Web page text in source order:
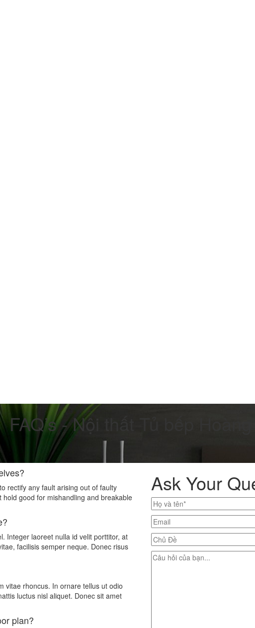
FAQ’s - Nội thất Tủ bếp
rectify any fault arising out of faulty
good for mishandling and breakable
Integer laoreet nulla id velit porttitor, at
facilisis semper neque. Donec risus
vitae rhoncus. In ornare tellus ut odio
luctus nisl aliquet. Donec sit amet
plan?
Ask Your